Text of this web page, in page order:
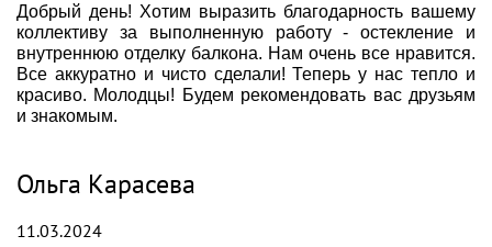
Добрый день! Хотим выразить благодарность вашему
коллективу за выполненную работу - остекление и
внутреннюю отделку балкона. Нам очень все нравится.
Все аккуратно и чисто сделали! Теперь у нас тепло и
красиво. Молодцы! Будем рекомендовать вас друзьям
и знакомым.
Ольга Карасева
11.03.2024